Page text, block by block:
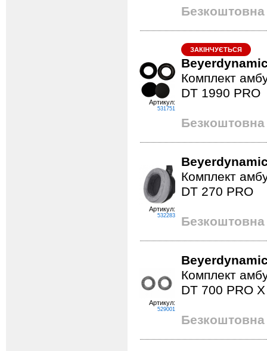
Безкоштовна
Артикул:
531751
ЗАКІНЧУЄТЬСЯ
Комплект
DT 1990 PRO
Безкоштовна
Артикул:
532283
Комплект
DT 270 PRO
Безкоштовна
Артикул:
529001
Комплект
DT 700 PRO X
Безкоштовна